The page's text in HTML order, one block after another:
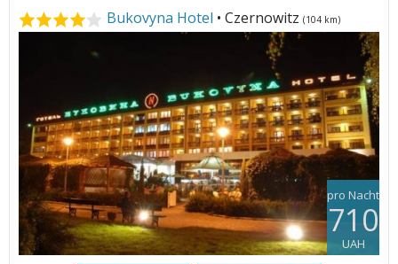
Bukovyna Hotel • Czernowitz (104 km)
pro Nacht
710
UAH